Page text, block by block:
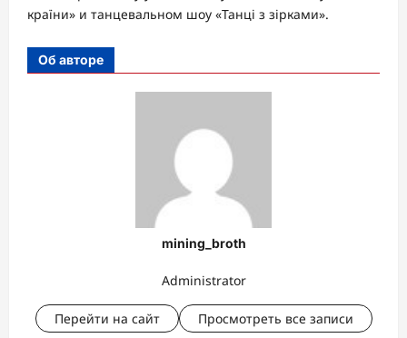
країни» и танцевальном шоу «Танці з зірками».
Об авторе
mining_broth
Administrator
Перейти на сайт Просмотреть все записи